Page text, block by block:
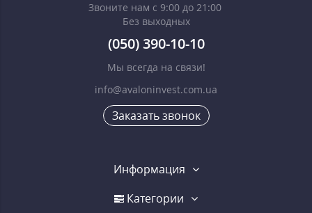
Звоните нам с 9:00 до 21:00
Без выходных
(050) 390-10-10
Мы всегда на связи!
info@avaloninvest.com.ua
Заказать звонок
Информация
Категории